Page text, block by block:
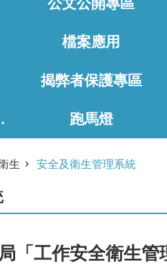
公文公開專區
檔案應用
揭弊者保護專區
關資料 跑馬燈
生 安全及衛生管理系統
「工作安全衛生管